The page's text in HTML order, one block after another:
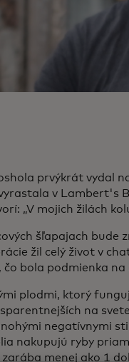
prvýkrát vydal
v Lambert's
„V mojich žilách
šľapajach bude
žil celý život v
bola podmienka na
plodmi, ktorý
na
negatívnymi
nakupujú ryby
menej ako 1